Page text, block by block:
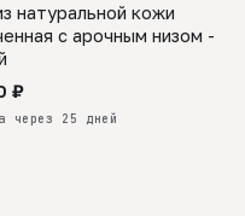
натуральной кожи
с арочным низом -
₽
через 25 дней